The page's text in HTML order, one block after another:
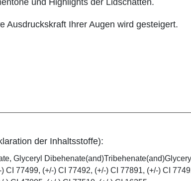
Ausdruckskraft Ihrer Augen wird gesteigert.
der Inhaltsstoffe):
Glyceryl
CI 77499, (+/-) CI 77492, (+/-) CI 77891, (+/-) CI